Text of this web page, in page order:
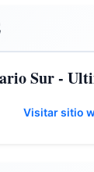
Sur -
Visitar sitio